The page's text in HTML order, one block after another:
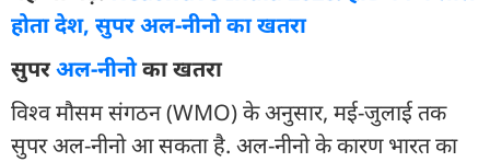
होता देश, सुपर अल-नीनो का खतरा
सुपरअल-नीनोका खतरा
विश्व मौसम संगठन (WMO) के अनुसार, मई-जुलाई तक
सुपर अल-नीनो आ सकता है. अल-नीनो के कारण भारत का